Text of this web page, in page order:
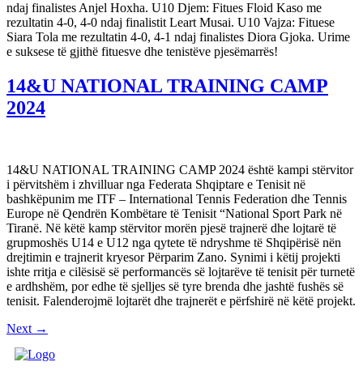
ndaj finalistes Anjel Hoxha. U10 Djem: Fitues Floid Kaso me
rezultatin 4-0, 4-0 ndaj finalistit Leart Musai. U10 Vajza: Fituese
Siara Tola me rezultatin 4-0, 4-1 ndaj finalistes Diora Gjoka. Urime
e suksese të gjithë fituesve dhe tenistëve pjesëmarrës!
14&U NATIONAL TRAINING CAMP
2024
14&U NATIONAL TRAINING CAMP 2024 është kampi stërvitor
i përvitshëm i zhvilluar nga Federata Shqiptare e Tenisit në
bashkëpunim me ITF – International Tennis Federation dhe Tennis
Europe në Qendrën Kombëtare të Tenisit “National Sport Park në
Tiranë. Në këtë kamp stërvitor morën pjesë trajnerë dhe lojtarë të
grupmoshës U14 e U12 nga qytete të ndryshme të Shqipërisë nën
drejtimin e trajnerit kryesor Përparim Zano. Synimi i këtij projekti
ishte rritja e cilësisë së performancës së lojtarëve të tenisit për turnetë
e ardhshëm, por edhe të sjelljes së tyre brenda dhe jashtë fushës së
tenisit. Falenderojmë lojtarët dhe trajnerët e përfshirë në këtë projekt.
Next →